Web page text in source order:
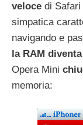
veloce di Safari
simpatica
navigando e
la RAM
Opera Mini
memoria: